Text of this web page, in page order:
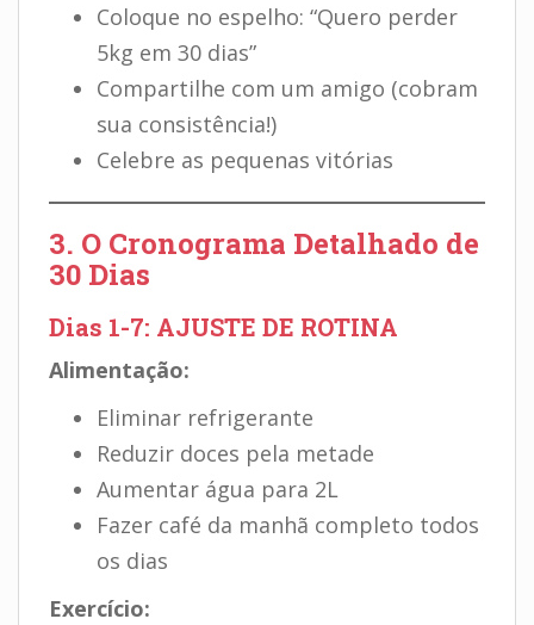
Coloque no espelho: “Quero perder
5kg em 30 dias”
Compartilhe com um amigo (cobram
sua consistência!)
Celebre as pequenas vitórias
3. O Cronograma Detalhado de
30 Dias
Dias 1-7: AJUSTE DE ROTINA
Alimentação:
Eliminar refrigerante
Reduzir doces pela metade
Aumentar água para 2L
Fazer café da manhã completo todos
os dias
Exercício: